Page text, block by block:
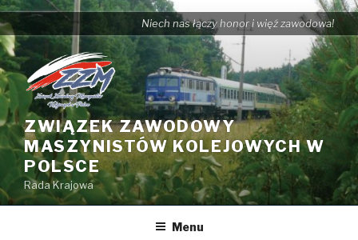
Przejdź
do
treści
Niech nas łączy honor i więź zawodowa!
ZWIĄZEK ZAWODOWY
MASZYNISTÓW KOLEJOWYCH W
POLSCE
Rada Krajowa
Menu